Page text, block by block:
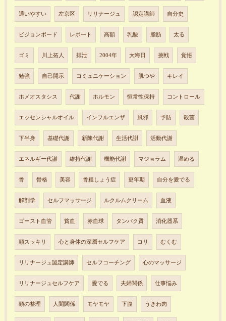
通いやすい 左京区 リリナージュ 認定講師 自分史
ビジョンボード レポート 高額 乳酸 脂肪 太る
ゴミ 川上拓人 排泄 2004年 大晦日 挑戦 覚悟
勉強 自己開示 コミュニケーション 肌つや キレイ
ホメオスタシス 代謝 ホルモン 恒常性保持 コントロール
エッセンシャルオイル インフルエンザ 風邪 予防 殺菌
下半身 基礎代謝 新陳代謝 生活代謝 活動代謝
エネルギー代謝 維持代謝 機能代謝 マジョラム 温める
骨 骨格 美容 骨粗しょう症 更年期 自分を愛でる
解剖学 セルフマッサージ ルクルムクリーム 血液
ゴースト血管 貧血 赤血球 タンパク質 消化器系
頭スッキリ 心と身体の深層セルフケア コリ むくむ
リリナージュ認定講師 セルフコーチング 心のマッサージ
リリナージュセルフケア 愛でる 夫婦関係 仕事悩み
頭の整理 人間関係 モヤモヤ 下腹 うきわ肉